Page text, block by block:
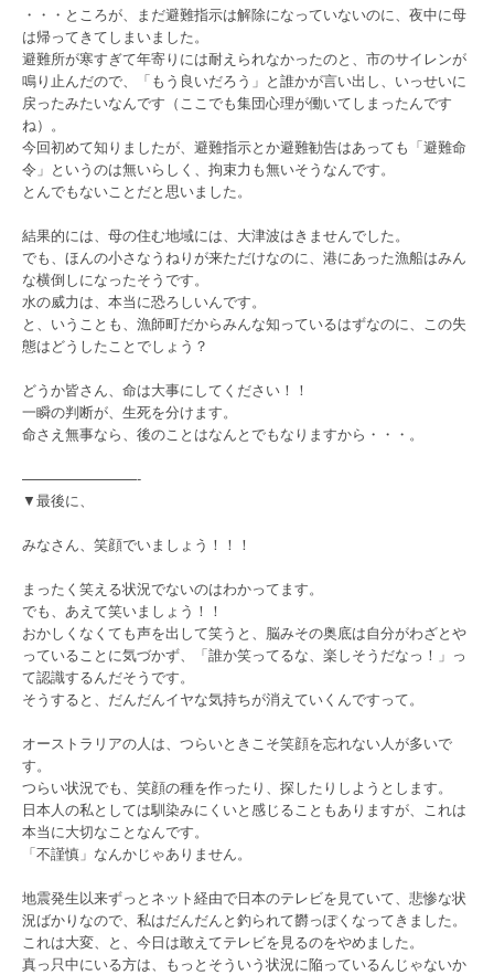
・・・ところが、まだ避難指示は解除になっていないのに、夜中に母
は帰ってきてしまいました。
避難所が寒すぎて年寄りには耐えられなかったのと、市のサイレンが
鳴り止んだので、「もう良いだろう」と誰かが言い出し、いっせいに
戻ったみたいなんです（ここでも集団心理が働いてしまったんです
ね）。
今回初めて知りましたが、避難指示とか避難勧告はあっても「避難命
令」というのは無いらしく、拘束力も無いそうなんです。
とんでもないことだと思いました。
結果的には、母の住む地域には、大津波はきませんでした。
でも、ほんの小さなうねりが来ただけなのに、港にあった漁船はみん
な横倒しになったそうです。
水の威力は、本当に恐ろしいんです。
と、いうことも、漁師町だからみんな知っているはずなのに、この失
態はどうしたことでしょう？
どうか皆さん、命は大事にしてください！！
一瞬の判断が、生死を分けます。
命さえ無事なら、後のことはなんとでもなりますから・・・。
————————-
▼最後に、
みなさん、笑顔でいましょう！！！
まったく笑える状況でないのはわかってます。
でも、あえて笑いましょう！！
おかしくなくても声を出して笑うと、脳みその奥底は自分がわざとや
っていることに気づかず、「誰か笑ってるな、楽しそうだなっ！」っ
て認識するんだそうです。
そうすると、だんだんイヤな気持ちが消えていくんですって。
オーストラリアの人は、つらいときこそ笑顔を忘れない人が多いで
す。
つらい状況でも、笑顔の種を作ったり、探したりしようとします。
日本人の私としては馴染みにくいと感じることもありますが、これは
本当に大切なことなんです。
「不謹慎」なんかじゃありません。
地震発生以来ずっとネット経由で日本のテレビを見ていて、悲惨な状
況ばかりなので、私はだんだんと釣られて欝っぽくなってきました。
これは大変、と、今日は敢えてテレビを見るのをやめました。
真っ只中にいる方は、もっとそういう状況に陥っているんじゃないか